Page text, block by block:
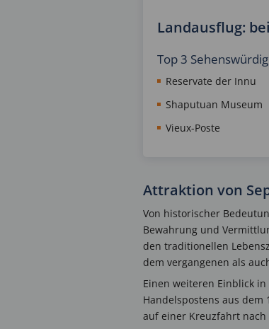
Landausflug:
Top 3
Reservate der Innu
Shaputuan Museum
Vieux-Poste
Attraktion von
Von historischer
Bewahrung und
den traditionellen
dem vergangenen als
Einen weiteren Einblick
Handelspostens aus
auf einer Kreuzfahrt